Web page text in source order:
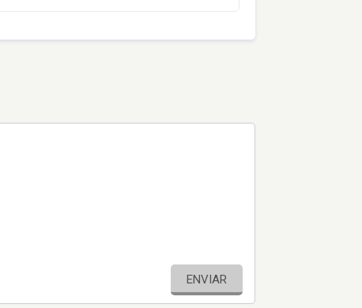
ENVIAR